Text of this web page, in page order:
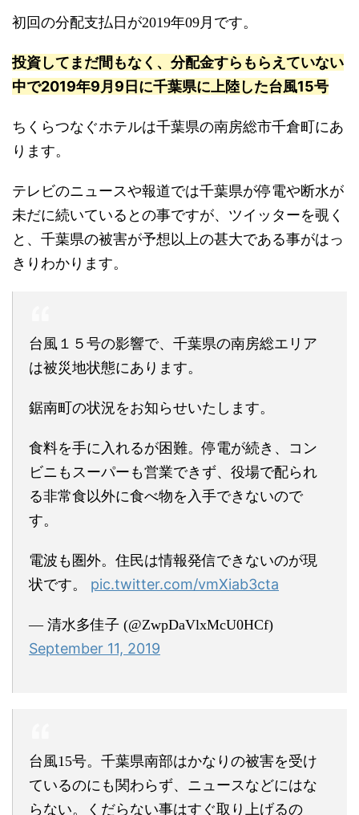
初回の分配支払日が2019年09月です。
投資してまだ間もなく、分配金すらもらえていない
中で2019年9月9日に千葉県に上陸した台風15号
ちくらつなぐホテルは千葉県の南房総市千倉町にあ
ります。
テレビのニュースや報道では千葉県が停電や断水が
未だに続いているとの事ですが、ツイッターを覗く
と、千葉県の被害が予想以上の甚大である事がはっ
きりわかります。
台風１５号の影響で、千葉県の南房総エリア
は被災地状態にあります。
鋸南町の状況をお知らせいたします。
食料を手に入れるが困難。停電が続き、コン
ビニもスーパーも営業できず、役場で配られ
る非常食以外に食べ物を入手できないので
す。
電波も圏外。住民は情報発信できないのが現
状です。 pic.twitter.com/vmXiab3cta
— 清水多佳子 (@ZwpDaVlxMcU0HCf)
September 11, 2019
台風15号。千葉県南部はかなりの被害を受け
ているのにも関わらず、ニュースなどにはな
らない。くだらない事はすぐ取り上げるの